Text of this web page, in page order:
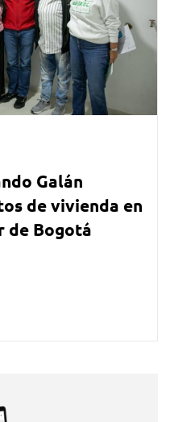
Galán
de vivienda en
de Bogotá